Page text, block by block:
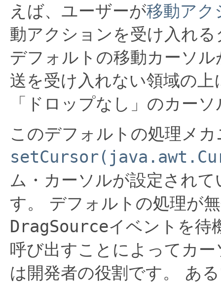
えば、ユーザーが移動アク
動アクションを受け入れ
デフォルトの移動カーソ
送を受け入れない領域の
「ドロップなし」のカー
このデフォルトの処理メ
ム・カーソルが設定され
す。
デフォルトの処理が
DragSourceイベントを待
呼び出すことによってカ
は開発者の役割です。
あ